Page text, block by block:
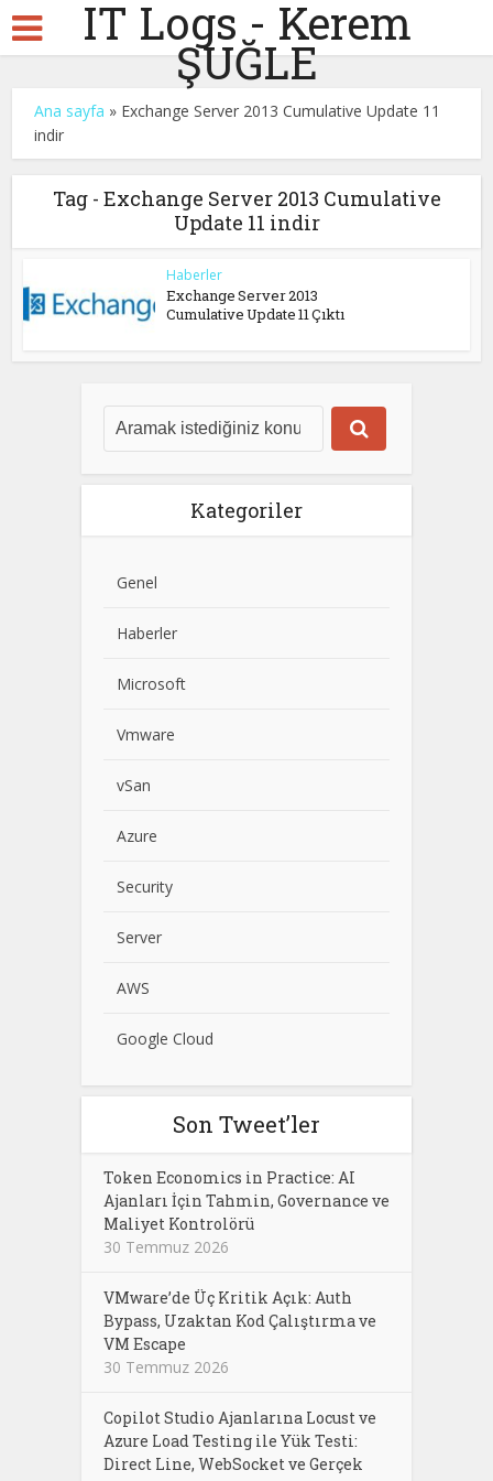
IT Logs - Kerem
ŞUĞLE
Ana sayfa » Exchange Server 2013 Cumulative Update 11
indir
Tag - Exchange Server 2013 Cumulative
Update 11 indir
Haberler
Exchange Server 2013
Cumulative Update 11 Çıktı
Kategoriler
Genel
Haberler
Microsoft
Vmware
vSan
Azure
Security
Server
AWS
Google Cloud
Son Tweet’ler
Token Economics in Practice: AI
Ajanları İçin Tahmin, Governance ve
Maliyet Kontrolörü
30 Temmuz 2026
VMware’de Üç Kritik Açık: Auth
Bypass, Uzaktan Kod Çalıştırma ve
VM Escape
30 Temmuz 2026
Copilot Studio Ajanlarına Locust ve
Azure Load Testing ile Yük Testi:
Direct Line, WebSocket ve Gerçek